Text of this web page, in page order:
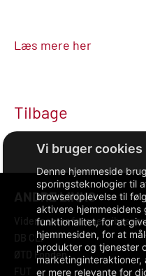
Denne hjemmeside
sporingsteknologier til
browseroplevelse til
aktivere
funktionalitet,for at
hjemmesiden,for at
produkter og tjenester
marketinginteraktioner,
er mere relevante for
Læs mere her
Tilbage
ANDRE LINKS
Videncenter for
DB CLP
ØTD Fonden
FUT